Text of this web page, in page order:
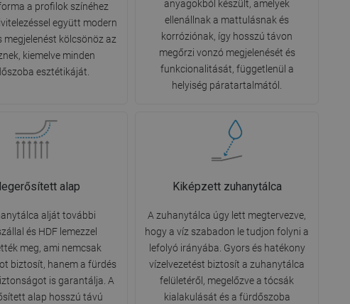
a profilok színéhez
együtt modern
megjelenést kölcsönöz az
kiemelve minden
esztétikáját.
anyagokból készült, amelyek
ellenállnak a mattulásnak és
korróziónak, így hosszú távon
megőrzi vonzó megjelenését és
funkcionalitását, függetlenül a
helyiség páratartalmától.
alap
alját további
és HDF lemezzel
meg, ami nemcsak
biztosít, hanem a fürdés
is garantálja. A
alap hosszú távú
Kiképzett zuhanytálca
A zuhanytálca úgy lett megtervezve,
hogy a víz szabadon le tudjon folyni a
lefolyó irányába. Gyors és hatékony
vízelvezetést biztosít a zuhanytálca
felületéről, megelőzve a tócsák
kialakulását és a fürdőszoba
DANISH
SWEDISH
PORTUGUESE